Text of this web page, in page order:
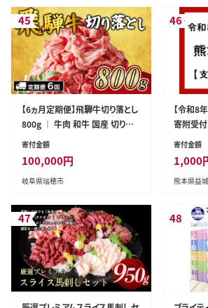
45
【6ヵ月定期便】飛騨牛切り落とし
800g ｜ 牛肉 和牛 国産 切り落
し 切落し 定期便 スライス すき
夜ごはん 晩ごはん ご飯 おかず
おすすめ 瑞穂市 岐阜県
寄付金額
100,000円
岐阜県瑞穂市
46
【令和8
寄附受
援寄附金
寄付金額
1,000
熊本県益
47 48